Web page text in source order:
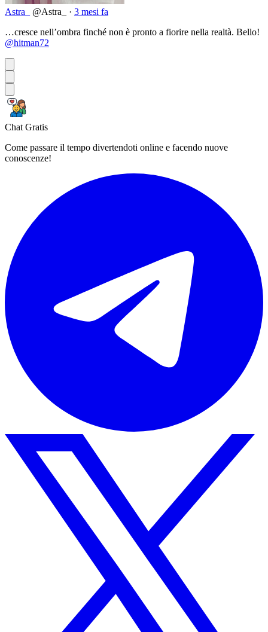
Astra_ @Astra_ · 3 mesi fa
…cresce nell’ombra finché non è pronto a fiorire nella realtà. Bello!
@hitman72
Chat Gratis
Come passare il tempo divertendoti online e facendo nuove
conoscenze!